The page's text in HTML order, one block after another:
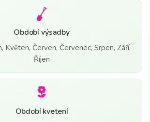
Období výsadby
Květen, Červen, Červenec, Srpen, Září,
Říjen
Období kvetení